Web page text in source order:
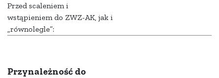
Przed scaleniem i
wstąpieniem do ZWZ-AK, jak i
„równolegle”:
Przynależność do